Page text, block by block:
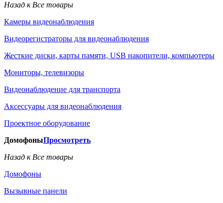
Назад к Все товары
Камеры видеонаблюдения
Видеорегистраторы для видеонаблюдения
Жесткие диски, карты памяти, USB накопители, компьютеры
Мониторы, телевизоры
Видеонаблюдение для транспорта
Аксессуары для видеонаблюдения
Проектное оборудование
ДомофоныПросмотреть
Назад к Все товары
Домофоны
Вызывные панели